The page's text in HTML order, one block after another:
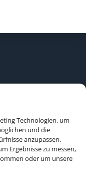
Technologien, um
und die
anzupassen.
Ergebnisse zu messen,
oder um unsere